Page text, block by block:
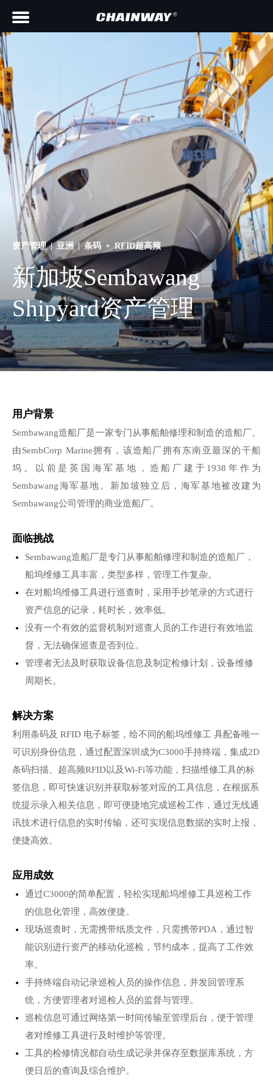
资产管理 | 亚洲 | 条码 + RFID超高频
新加坡Sembawang
Shipyard资产管理
用户背景
Sembawang造船厂是一家专门从事船舶修理和制造的造船厂。
由SembCorp Marine拥有，该造船厂拥有东南亚最深的干船
坞。以前是英国海军基地，造船厂建于1938年作为
Sembawang海军基地。新加坡独立后，海军基地被改建为
Sembawang公司管理的商业造船厂。
面临挑战
Sembawang造船厂是专门从事船舶修理和制造的造船厂，
船坞维修工具丰富，类型多样，管理工作复杂。
在对船坞维修工具进行巡查时，采用手抄笔录的方式进行
资产信息的记录，耗时长，效率低。
没有一个有效的监督机制对巡查人员的工作进行有效地监
督，无法确保巡查是否到位。
管理者无法及时获取设备信息及制定检修计划，设备维修
周期长。
解决方案
利用条码及 RFID 电子标签，给不同的船坞维修工 具配备唯一
可识别身份信息，通过配置深圳成为C3000手持终端，集成2D
条码扫描、超高频RFID以及Wi-Fi等功能，扫描维修工具的标
签信息，即可快速识别并获取标签对应的工具信息，在根据系
统提示录入相关信息，即可便捷地完成巡检工作，通过无线通
讯技术进行信息的实时传输，还可实现信息数据的实时上报，
便捷高效。
应用成效
通过C3000的简单配置，轻松实现船坞维修工具巡检工作
的信息化管理，高效便捷。
现场巡查时，无需携带纸质文件，只需携带PDA，通过智
能识别进行资产的移动化巡检，节约成本，提高了工作效
率。
手持终端自动记录巡检人员的操作信息，并发回管理系
统，方便管理者对巡检人员的监督与管理。
巡检信息可通过网络第一时间传输至管理后台，便于管理
者对维修工具进行及时维护等管理。
工具的检修情况都自动生成记录并保存至数据库系统，方
便日后的查询及综合维护。